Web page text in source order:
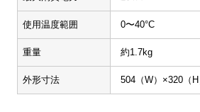
使用温度範囲 0〜40°C
重量 約1.7kg
外形寸法 504（W）×320（